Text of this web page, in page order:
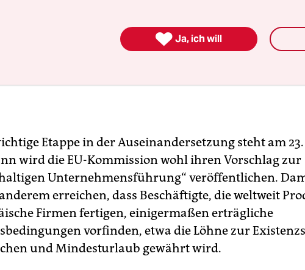
Etappe in der Auseinandersetzung steht am
wird die EU-Kommission wohl ihren Vorschlag zur
Unternehmensführung“ veröffentlichen.
erreichen, dass Beschäftigte, die weltweit
Firmen fertigen, einigermaßen erträgliche
vorfinden, etwa die Löhne zur
und Mindesturlaub gewährt wird.
 Ja, ich will